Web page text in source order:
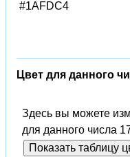
#1AFDC4
Цвет для данного
Здесь вы можете
для данного числа
Показать таблицу